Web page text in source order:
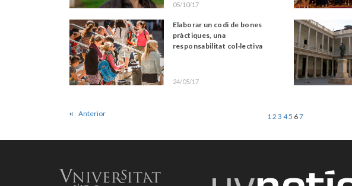
05/10/17
Elaborar un codi de bones
pràctiques, una
responsabilitat col·lectiva
24/05/17
Anterior 12 3 45 67